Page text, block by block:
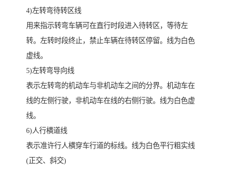
4)左转弯待转区线
用来指示转弯车辆可在直行时段进入待转区，等待左
转。左转时段终止，禁止车辆在待转区停留。线为白色
虚线。
5)左转弯导向线
表示左转弯的机动车与非机动车之间的分界。机动车在
线的左侧行驶，非机动车在线的右侧行驶。线为白色虚
线。
6)人行横道线
表示准许行人横穿车行道的标线。线为白色平行粗实线
(正交、斜交)